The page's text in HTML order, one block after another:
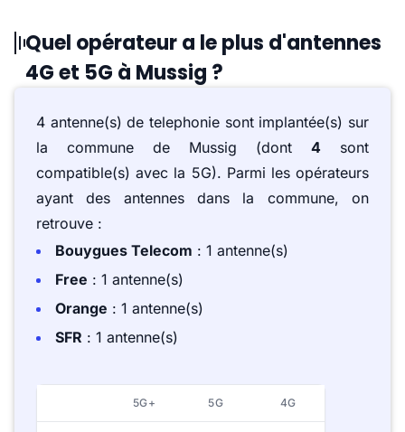
Quel opérateur a le plus d'antennes
4G et 5G à Mussig ?
4 antenne(s) de telephonie sont implantée(s) sur
la commune de Mussig (dont 4 sont
compatible(s) avec la 5G). Parmi les opérateurs
ayant des antennes dans la commune, on
retrouve :
Bouygues Telecom : 1 antenne(s)
Free : 1 antenne(s)
Orange : 1 antenne(s)
SFR : 1 antenne(s)
5G+ 5G 4G